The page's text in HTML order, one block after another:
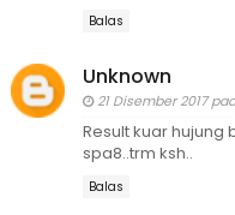
Balas
Unknown
21 Disember 2017
Result kuar hujung
spa8..trm ksh..
Balas